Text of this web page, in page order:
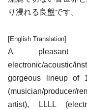
り浸れる良盤です。
[English Translation]
A pleasant
electronic/acoustic/
gorgeous lineup of
(musician/
artist), LLLL